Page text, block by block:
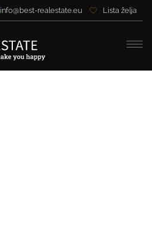
info@best-realestate.eu Lista želja